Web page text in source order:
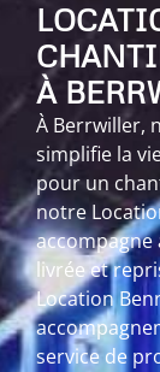
À
À Berrwiller,
simplifie la
pour un
notre
accompagne
livrée et
Location
service de